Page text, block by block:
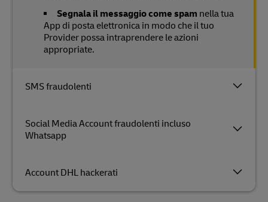
SMS fraudolenti
Social Media Account fraudolenti incluso
Whatsapp
Account DHL hackerati
Segnala il messaggio come spam nella tua
App di posta elettronica in modo che il tuo
Provider possa intraprendere le azioni
appropriate.